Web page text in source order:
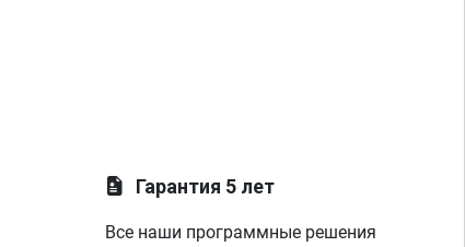
Гарантия 5 лет
Все наши программные решения